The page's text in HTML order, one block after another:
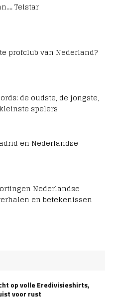
Telstar
profclub van Nederland?
de oudste, de jongste,
spelers
en Nederlandse
Nederlandse
en betekenissen
op volle Eredivisieshirts,
voor rust